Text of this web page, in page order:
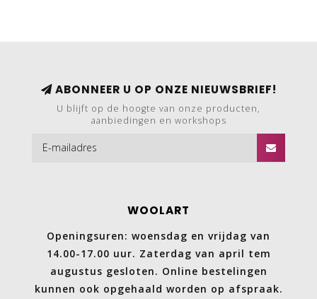
ABONNEER U OP ONZE NIEUWSBRIEF!
U blijft op de hoogte van onze producten,
aanbiedingen en workshops
WOOLART
Openingsuren: woensdag en vrijdag van
14.00-17.00 uur. Zaterdag van april tem
augustus gesloten. Online bestelingen
kunnen ook opgehaald worden op afspraak.